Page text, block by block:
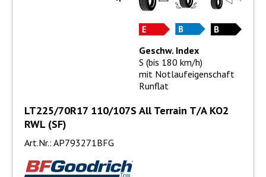
LT225/70R17 110/107S All Terrain T/A KO2
RWL (SF)
Art.Nr.: AP793271BFG
Geschw. Index
S (bis 180 km/h)
mit Notlaufeigenschaft
Runflat